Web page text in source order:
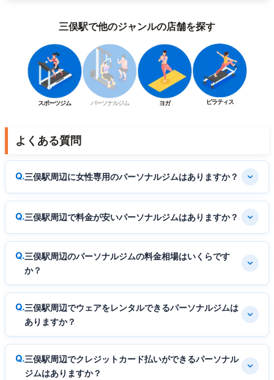
三俣駅で他のジャンルの店舗を探す
スポーツジム パーソナルジム ヨガ ピラティス
よくある質問
三俣駅周辺に女性専用のパーソナルジムはありますか？
三俣駅周辺で料金が安いパーソナルジムはありますか？
三俣駅周辺のパーソナルジムの料金相場はいくらです
か？
三俣駅周辺でウェアをレンタルできるパーソナルジムは
ありますか？
三俣駅周辺でクレジットカード払いができるパーソナル
ジムはありますか？